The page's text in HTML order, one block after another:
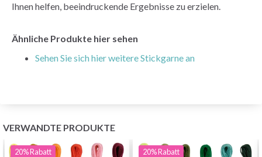
Ihnen helfen, beeindruckende Ergebnisse zu erzielen.
Ähnliche Produkte hier sehen
Sehen Sie sich hier weitere Stickgarne an
VERWANDTE PRODUKTE
20%Rabatt 20%Rabatt